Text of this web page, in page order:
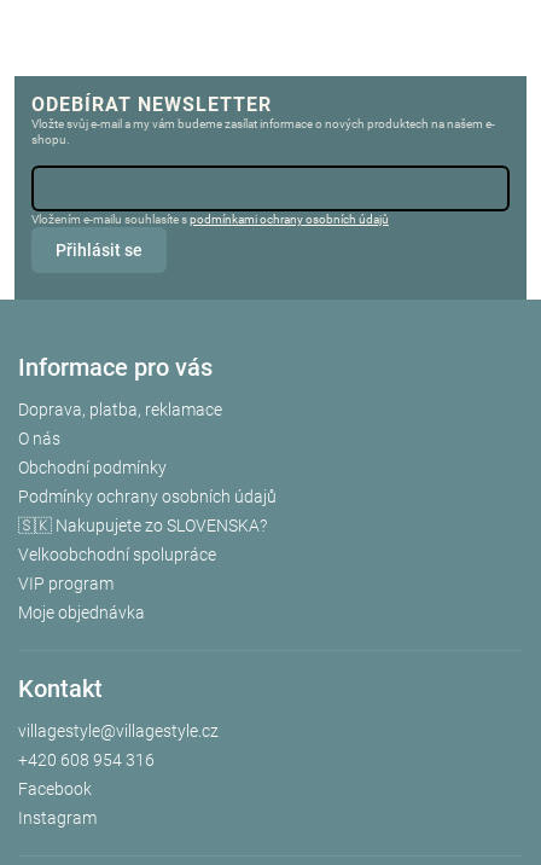
ODEBÍRAT NEWSLETTER
Vložte svůj e-mail a my vám budeme zasílat informace o nových produktech na našem e-
shopu.
Vložením e-mailu souhlasíte spodmínkami ochrany osobních údajů
Přihlásit se
Informace pro vás
Doprava, platba, reklamace
O nás
Obchodní podmínky
Podmínky ochrany osobních údajů
🇸🇰 Nakupujete zo SLOVENSKA?
Velkoobchodní spolupráce
VIP program
Moje objednávka
Kontakt
villagestyle@villagestyle.cz
+420 608 954 316
Facebook
Instagram